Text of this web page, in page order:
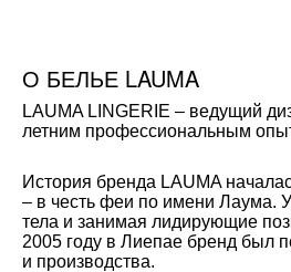
О БЕЛЬЕ LAUMA
LAUMA LINGERIE – ведущий
летним профессиональным
История бренда LAUMA
– в честь феи по имени Лаума.
тела и занимая лидирующие
2005 году в Лиепае бренд был
и производства.